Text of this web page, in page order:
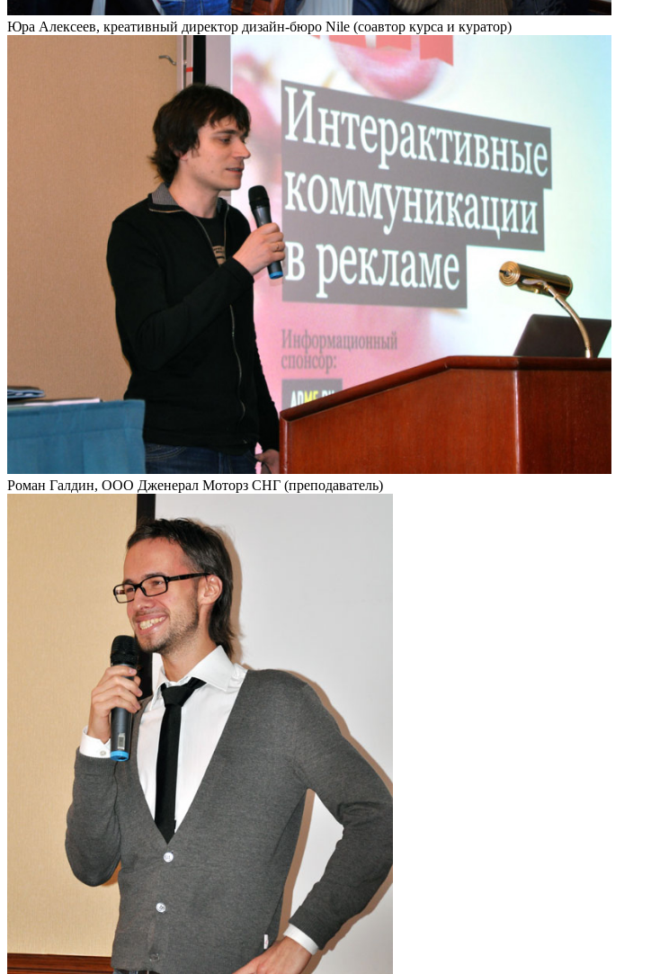
Юра Алексеев, креативный директор дизайн-бюро Nile (соавтор курса и куратор)
Роман Галдин, ООО Дженерал Моторз СНГ (преподаватель)